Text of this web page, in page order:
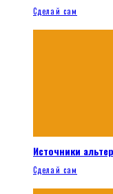
Сделай сам
Источники
Сделай сам